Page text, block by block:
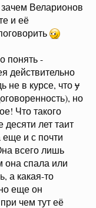
Веларионов
и её
понять -
действительно
не в курсе, чтоу
но
Что такого
лет таит
еще и с почти
всего лишь
она спала или
а какая-то
еще он
чем тут её